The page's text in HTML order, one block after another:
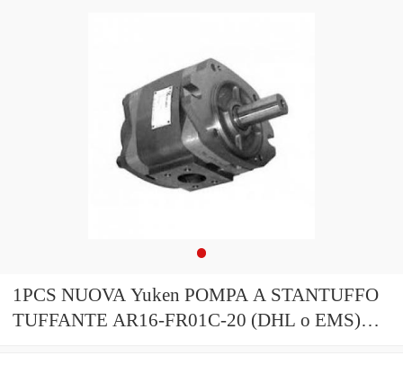
1PCS NUOVA Yuken POMPA A STANTUFFO
TUFFANTE AR16-FR01C-20 (DHL o EMS)